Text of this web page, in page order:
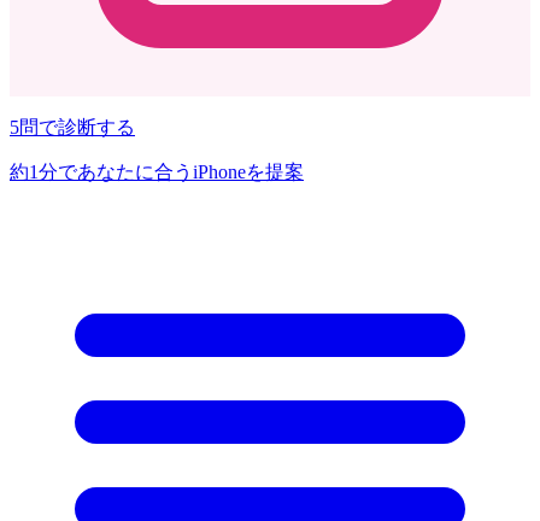
5問で診断する
約1分であなたに合うiPhoneを提案